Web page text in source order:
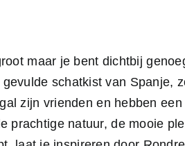
maar je bent dichtbij
schatkist van Spanje,
zijn vrienden en hebben
prachtige natuur, de mooie